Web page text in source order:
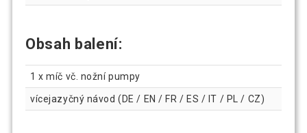
Obsah balení:
1 x míč vč. nožní pumpy
vícejazyčný návod (DE / EN / FR / ES / IT / PL / CZ)